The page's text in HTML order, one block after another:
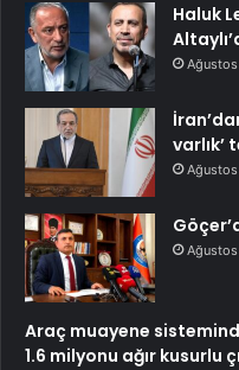
Haluk
varlık’
Araç muayene
1.6 milyonu ağır kusurlu